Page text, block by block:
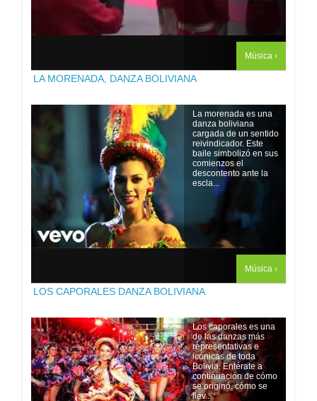
Música ›
LA MORENADA, DANZA BOLIVIANA
La morenada es una
danza boliviana
cargada de un sentido
reivindicador. Este
baile simbolizó en sus
comienzos el
descontento ante la
escla...
Música ›
LOS CAPORALES DANZA BOLIVIANA
Los caporales es una
de las danzas más
representativas e
icónicas de toda
Bolivia. Entérate a
continuación de cómo
se originó, cómo se
llev...